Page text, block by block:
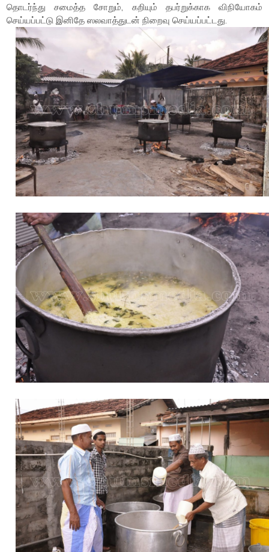
தொடர்ந்து சமைத்த சோறும், கறியும் தபர்றுக்காக விநியோகம்
செய்யப்பட்டு இனிதே ஸலவாத்துடன் நிறைவு செய்யப்பட்டது.